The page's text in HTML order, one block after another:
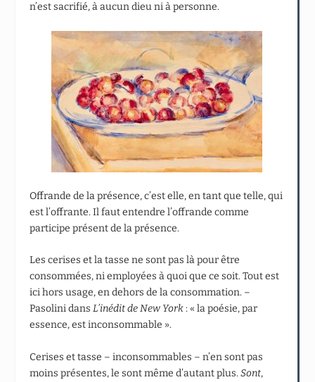
n’est sacrifié, à aucun dieu ni à personne.
Offrande de la présence, c’est elle, en tant que telle, qui
est l’offrante. Il faut entendre l’offrande comme
participe présent de la présence.
Les cerises et la tasse ne sont pas là pour être
consommées, ni employées à quoi que ce soit. Tout est
ici hors usage, en dehors de la consommation. –
Pasolini dansL’inédit de New York: « la poésie, par
essence, est inconsommable ».
Cerises et tasse – inconsommables – n’en sont pas
moins présentes, le sont même d’autant plus.Sont,